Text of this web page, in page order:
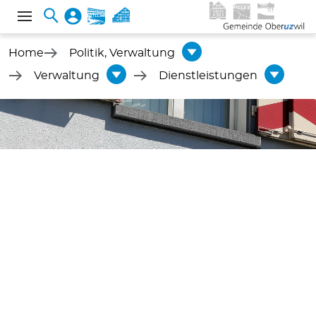
Home
Politik, Verwaltung
Verwaltung
Dienstleistungen